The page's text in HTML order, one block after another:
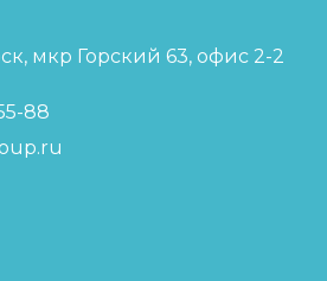
мкр Горский 63, офис 2-2
88